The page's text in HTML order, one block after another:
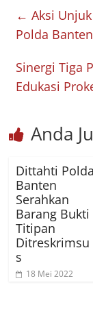
← Aksi
Polda Banten
Sinergi Tiga
Edukasi
Anda
Dittahti Polda
Banten
Serahkan
Barang Bukti
Titipan
Ditreskrimsu
s
18 Mei 2022